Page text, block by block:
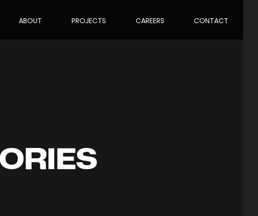
ABOUT PROJECTS CAREERS CONTACT